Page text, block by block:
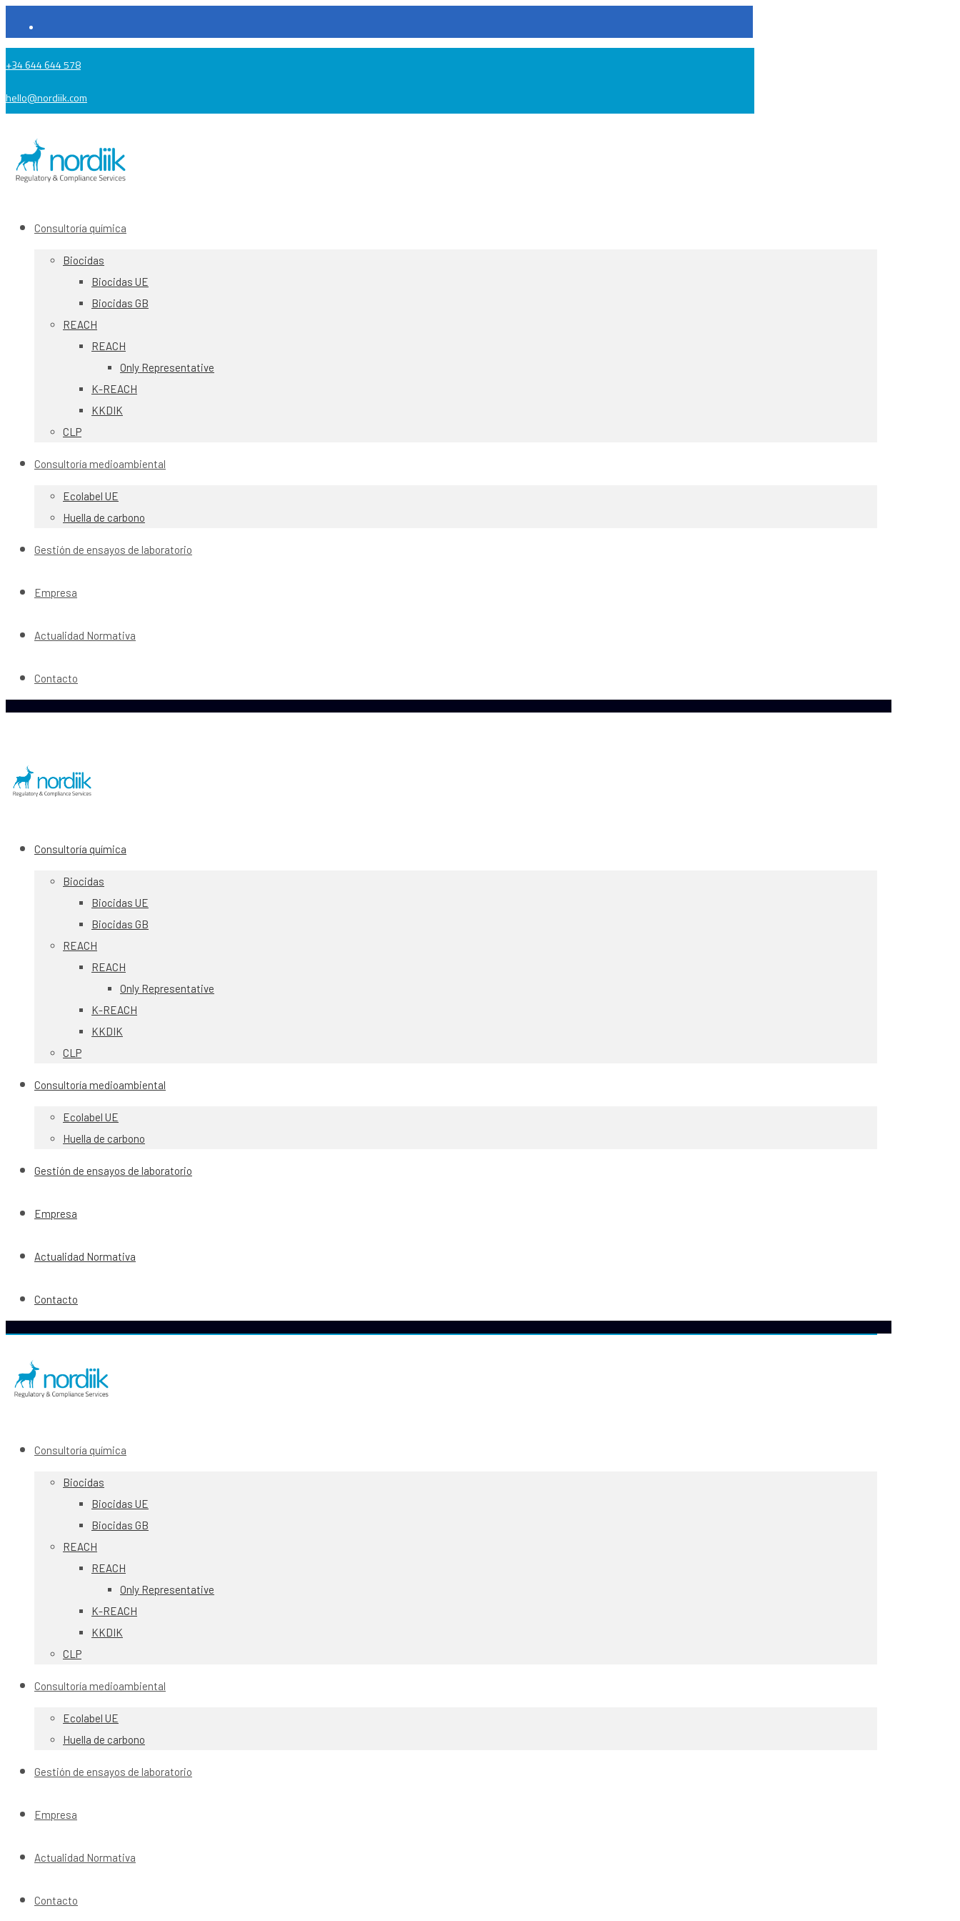
+34 644 644 578
hello@nordiik.com
Consultoría química
Biocidas
Biocidas UE
Biocidas GB
REACH
REACH
Only Representative
K-REACH
KKDIK
CLP
Consultoría medioambiental
Ecolabel UE
Huella de carbono
Gestión de ensayos de laboratorio
Empresa
Actualidad Normativa
Contacto
Consultoría química
Biocidas
Biocidas UE
Biocidas GB
REACH
REACH
Only Representative
K-REACH
KKDIK
CLP
Consultoría medioambiental
Ecolabel UE
Huella de carbono
Gestión de ensayos de laboratorio
Empresa
Actualidad Normativa
Contacto
Consultoría química
Biocidas
Biocidas UE
Biocidas GB
REACH
REACH
Only Representative
K-REACH
KKDIK
CLP
Consultoría medioambiental
Ecolabel UE
Huella de carbono
Gestión de ensayos de laboratorio
Empresa
Actualidad Normativa
Contacto